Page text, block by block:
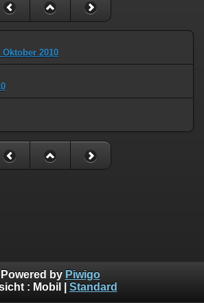
2010
Powered by Piwigo
: Mobil Standard